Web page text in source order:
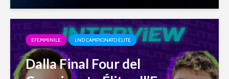
EFEMMINILE LND CAMPIONATO ÉLITE
Dalla Final Four del